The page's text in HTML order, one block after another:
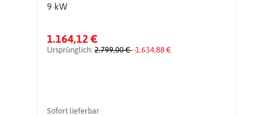
9 kW
1.164,12 €
Ursprünglich: 2.799,00 €-1.634,88 €
Sofort lieferbar